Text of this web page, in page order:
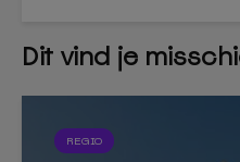
Dit vind je
REGIO